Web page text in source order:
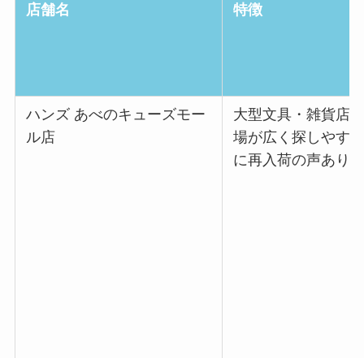
店舗名 特徴
ハンズ あべのキューズモー
ル店
大型文具・雑貨店
場が広く探しやす
に再入荷の声あり